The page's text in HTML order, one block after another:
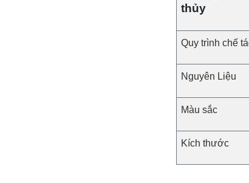
thủy
Quy trình chế
Nguyên Liệu
Màu sắc
Kích thước